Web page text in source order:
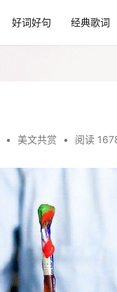
好词好句 经典歌词
• 美文共赏 • 阅读